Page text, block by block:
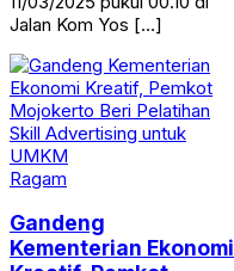
Jalan Kom Yos […]
Ragam
Gandeng
Kementerian Ekonomi